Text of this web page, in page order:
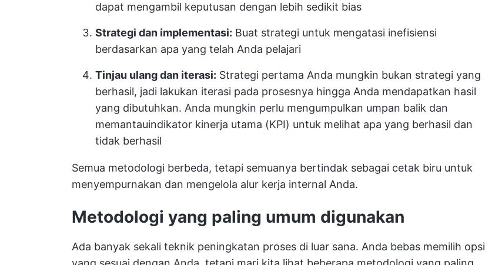
dapat mengambil keputusan dengan lebih sedikit bias
Strategi dan implementasi: Buat strategi untuk mengatasi inefisiensi
berdasarkan apa yang telah Anda pelajari
Tinjau ulang dan iterasi: Strategi pertama Anda mungkin bukan strategi yang
berhasil, jadi lakukan iterasi pada prosesnya hingga Anda mendapatkan hasil
yang dibutuhkan. Anda mungkin perlu mengumpulkan umpan balik dan
memantauindikator kinerja utama (KPI) untuk melihat apa yang berhasil dan
tidak berhasil
Semua metodologi berbeda, tetapi semuanya bertindak sebagai cetak biru untuk
menyempurnakan dan mengelola alur kerja internal Anda.
Metodologi yang paling umum digunakan
Ada banyak sekali teknik peningkatan proses di luar sana. Anda bebas memilih opsi